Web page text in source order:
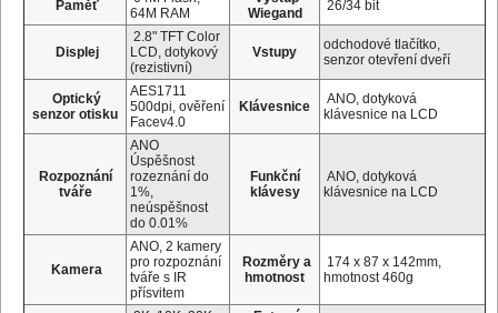
Paměť
64M RAM
Wiegand
26/34 bit
Displej
2.8" TFT Color
LCD, dotykový
(rezistivní)
Vstupy
odchodové tlačítko,
senzor otevření dveří
Optický
senzor otisku
AES1711
500dpi, ověření
Facev4.0
Klávesnice
ANO, dotyková
klávesnice na LCD
Rozpoznání
tváře
ANO
Úspěšnost
rozeznání do
1%,
neúspěšnost
do 0.01%
Funkční
klávesy
ANO, dotyková
klávesnice na LCD
Kamera
ANO, 2 kamery
pro rozpoznání
tváře s IR
přísvitem
Rozměry a
hmotnost
174 x 87 x 142mm,
hmotnost 460g